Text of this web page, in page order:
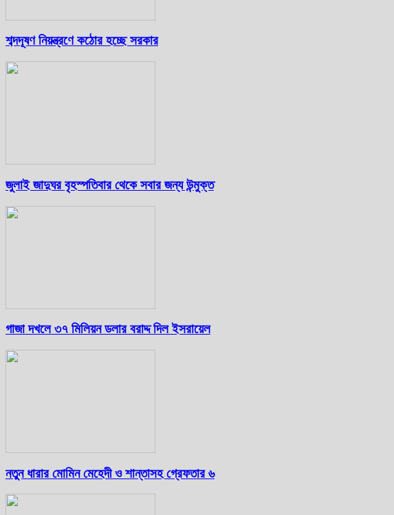
শব্দদূষণ নিয়ন্ত্রণে কঠোর হচ্ছে সরকার
জুলাই জাদুঘর বৃহস্পতিবার থেকে সবার জন্য উন্মুক্ত
গাজা দখলে ৩৭ মিলিয়ন ডলার বরাদ্দ দিল ইসরায়েল
নতুন ধারার মোমিন মেহেদী ও শান্তাসহ গ্রেফতার ৬